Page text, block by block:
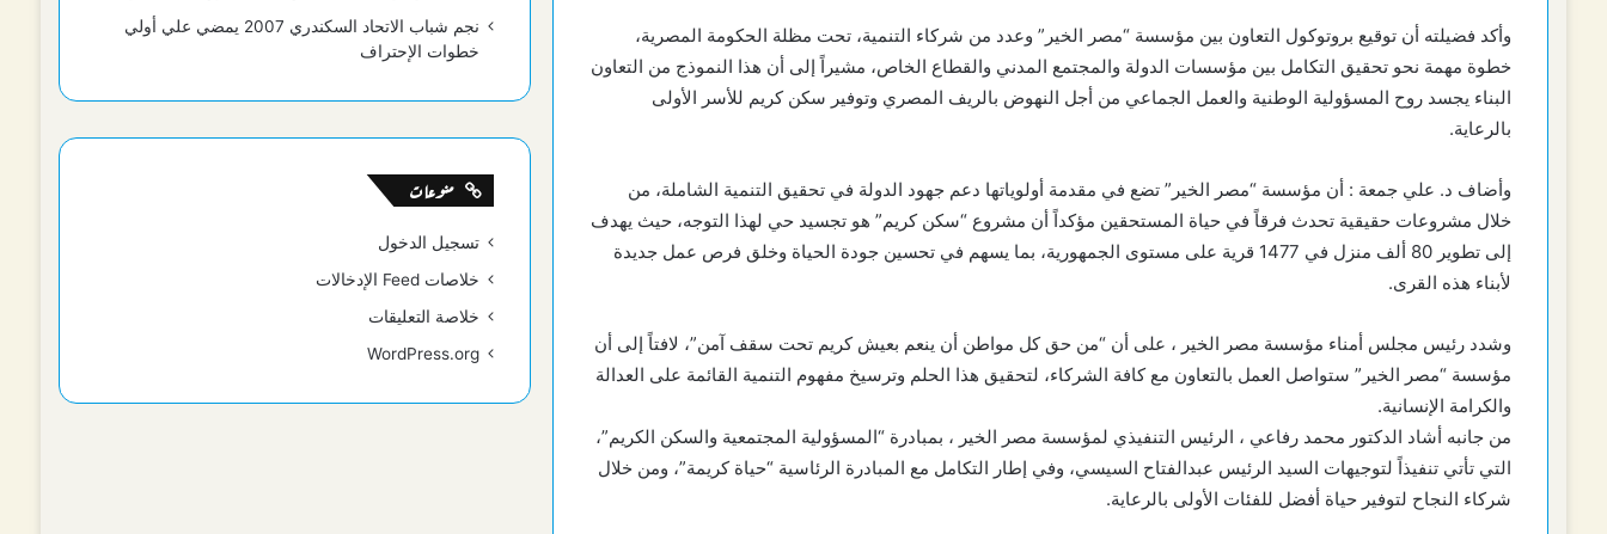
وأكد فضيلته أن توقيع بروتوكول التعاون بين مؤسسة “مصر الخير” وعدد من شركاء التنمية، تحت مظلة الحكومة المصرية،
خطوة مهمة نحو تحقيق التكامل بين مؤسسات الدولة والمجتمع المدني والقطاع الخاص، مشيراً إلى أن هذا النموذج من التعاون
البناء يجسد روح المسؤولية الوطنية والعمل الجماعي من أجل النهوض بالريف المصري وتوفير سكن كريم للأسر الأولى
بالرعاية.
وأضاف د. علي جمعة : أن مؤسسة “مصر الخير” تضع في مقدمة أولوياتها دعم جهود الدولة في تحقيق التنمية الشاملة، من
خلال مشروعات حقيقية تحدث فرقاً في حياة المستحقين مؤكداً أن مشروع “سكن كريم” هو تجسيد حي لهذا التوجه، حيث يهدف
إلى تطوير 80 ألف منزل في 1477 قرية على مستوى الجمهورية، بما يسهم في تحسين جودة الحياة وخلق فرص عمل جديدة
لأبناء هذه القرى.
وشدد رئيس مجلس أمناء مؤسسة مصر الخير ، على أن “من حق كل مواطن أن ينعم بعيش كريم تحت سقف آمن”، لافتاً إلى أن
مؤسسة “مصر الخير” ستواصل العمل بالتعاون مع كافة الشركاء، لتحقيق هذا الحلم وترسيخ مفهوم التنمية القائمة على العدالة
والكرامة الإنسانية.
من جانبه أشاد الدكتور محمد رفاعي ، الرئيس التنفيذي لمؤسسة مصر الخير ، بمبادرة “المسؤولية المجتمعية والسكن الكريم”،
التي تأتي تنفيذاً لتوجيهات السيد الرئيس عبدالفتاح السيسي، وفي إطار التكامل مع المبادرة الرئاسية “حياة كريمة”، ومن خلال
شركاء النجاح لتوفير حياة أفضل للفئات الأولى بالرعاية.
نجم شباب الاتحاد السكندري 2007 يمضي علي أولي
خطوات الإحتراف
منوعات
تسجيل الدخول
خلاصات Feed الإدخالات
خلاصة التعليقات
WordPress.org